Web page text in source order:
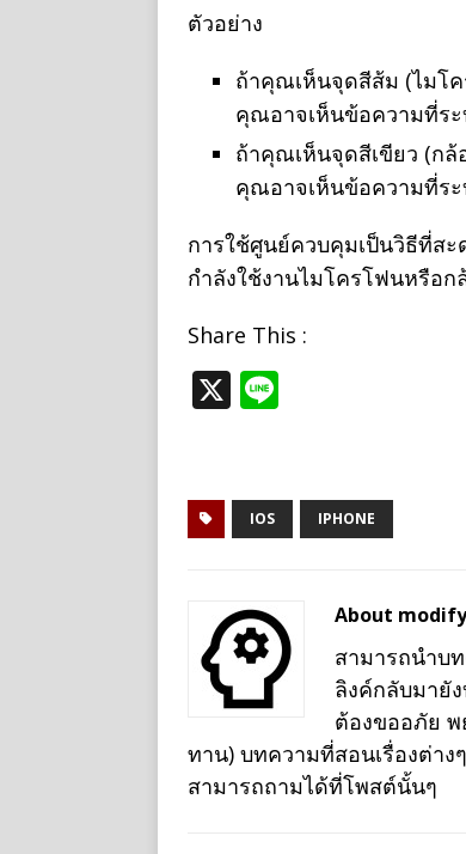
ตัวอย่าง
ถ้าคุณเห็นจุดสีส้ม (ไมโ
คุณอาจเห็นข้อความที่ระ
ถ้าคุณเห็นจุดสีเขียว (ก
คุณอาจเห็นข้อความที่ระ
การใช้ศูนย์ควบคุมเป็นวิธีที่ส
กำลังใช้งานไมโครโฟนหรือ
Share This :
X
IOS IPHONE
About modify
สามารถนำบ
ลิงค์กลับมายั
ต้องขออภัย
ทาน) บทความที่สอนเรื่องต่า
สามารถถามได้ที่โพสต์นั้นๆ